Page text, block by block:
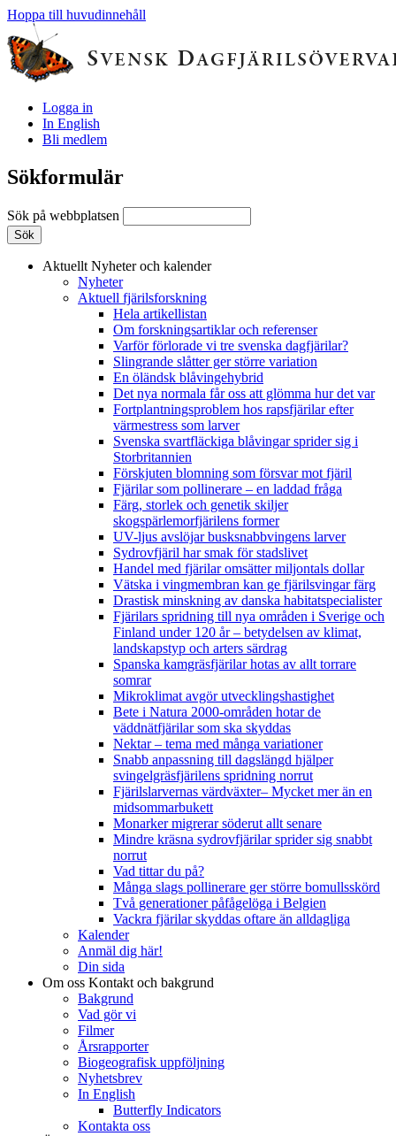
Hoppa till huvudinnehåll
Logga in
In English
Bli medlem
Sökformulär
Sök på webbplatsen
Aktuellt Nyheter och kalender
Nyheter
Aktuell fjärilsforskning
Hela artikellistan
Om forskningsartiklar och referenser
Varför förlorade vi tre svenska dagfjärilar?
Slingrande slåtter ger större variation
En öländsk blåvingehybrid
Det nya normala får oss att glömma hur det var
Fortplantningsproblem hos rapsfjärilar efter
värmestress som larver
Svenska svartfläckiga blåvingar sprider sig i
Storbritannien
Förskjuten blomning som försvar mot fjäril
Fjärilar som pollinerare – en laddad fråga
Färg, storlek och genetik skiljer
skogspärlemorfjärilens former
UV-ljus avslöjar busksnabbvingens larver
Sydrovfjäril har smak för stadslivet
Handel med fjärilar omsätter miljontals dollar
Vätska i vingmembran kan ge fjärilsvingar färg
Drastisk minskning av danska habitatspecialister
Fjärilars spridning till nya områden i Sverige och
Finland under 120 år– betydelsen av klimat,
landskapstyp och arters särdrag
Spanska kamgräsfjärilar hotas av allt torrare
somrar
Mikroklimat avgör utvecklingshastighet
Bete i Natura 2000-områden hotar de
väddnätfjärilar som ska skyddas
Nektar – tema med många variationer
Snabb anpassning till dagslängd hjälper
svingelgräsfjärilens spridning norrut
Fjärilslarvernas värdväxter– Mycket mer än en
midsommarbukett
Monarker migrerar söderut allt senare
Mindre kräsna sydrovfjärilar sprider sig snabbt
norrut
Vad tittar du på?
Många slags pollinerare ger större bomullsskörd
Två generationer påfågelöga i Belgien
Vackra fjärilar skyddas oftare än alldagliga
Kalender
Anmäl dig här!
Din sida
Om oss Kontakt och bakgrund
Bakgrund
Vad gör vi
Filmer
Årsrapporter
Biogeografisk uppföljning
Nyhetsbrev
In English
Butterfly Indicators
Kontakta oss